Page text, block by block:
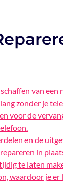
van een
zonder je
voor de
en de
in
te laten
waardoor je